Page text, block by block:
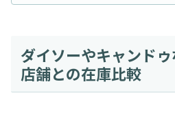
ダイソーやキャンド
店舗との在庫比較